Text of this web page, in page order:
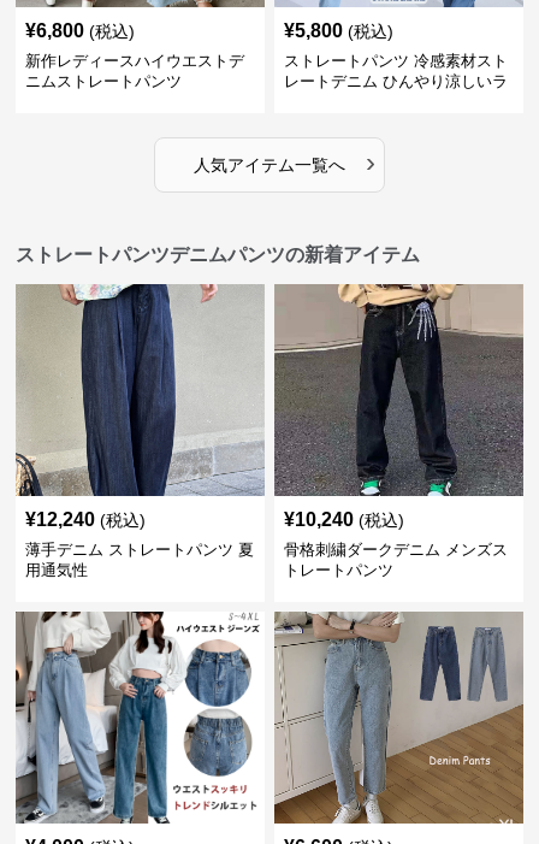
¥6,800 (税込)
新作レディースハイウエストデ
ニムストレートパンツ
¥5,800 (税込)
ストレートパンツ 冷感素材スト
レートデニム ひんやり涼しいラ
人気アイテム一覧へ ›
ストレートパンツデニムパンツの新着アイテム
¥12,240 (税込)
薄手デニム ストレートパンツ 夏
用通気性
¥10,240 (税込)
骨格刺繍ダークデニム メンズス
トレートパンツ